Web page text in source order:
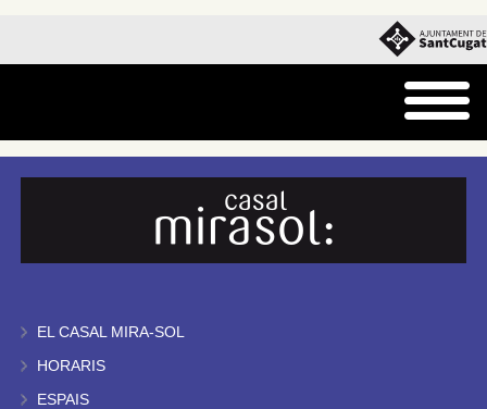
EL CASAL MIRA-SOL
HORARIS
ESPAIS